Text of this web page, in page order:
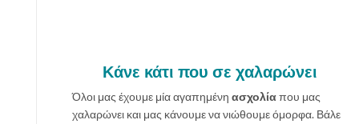
Κάνε κάτι που σε χαλαρώνει
Όλοι μας έχουμε μία αγαπημένη ασχολίαπου μας
χαλαρώνει και μας κάνουμε να νιώθουμε όμορφα. Βάλε